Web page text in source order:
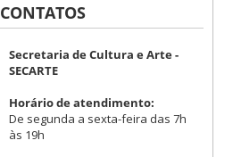
CONTATOS
Secretaria de Cultura e Arte -
SECARTE
Horário de atendimento:
De segunda a sexta-feira das 7h
às 19h